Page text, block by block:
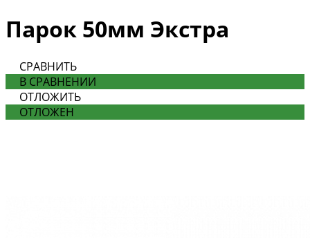
Парок 50мм Экстра
СРАВНИТЬ
В СРАВНЕНИИ
ОТЛОЖИТЬ
ОТЛОЖЕН